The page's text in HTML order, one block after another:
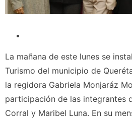
La mañana de este lunes se
Turismo del municipio de
la regidora Gabriela Monjaráz
participación de las integrantes
Corral y Maribel Luna. En su